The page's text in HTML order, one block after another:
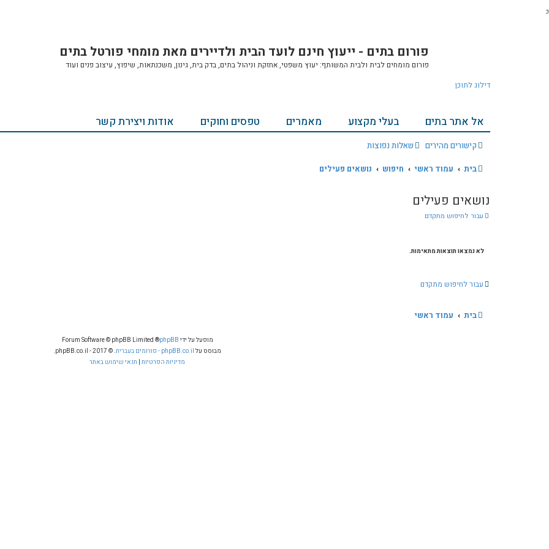
כ
פורום בתים - ייעוץ חינם לועד הבית ולדיירים מאת מומחי פורטל בתים
פורום מומחים לבית ולבית המשותף: יעוץ משפטי, אחזקת וניהול בתים, בדק בית, גינון, משכנתאות, שיפוץ, עיצוב פנים ועוד
דילוג לתוכן
אל אתר בתים בעלי מקצוע מאמרים טפסים וחוקים אודות ויצירת קשר
קישורים מהירים שאלות נפוצות
בית
עמוד ראשי חיפוש נושאים פעילים
נושאים פעילים
עבור לחיפוש מתקדם
לא נמצאו תוצאות מתאימות.
עבור לחיפוש מתקדם
בית עמוד ראשי
מופעל על ידי phpBB
® Forum Software © phpBB Limited
מבוסס על phpBB.co.il - פורומים בעברית
. © 2017 - phpBB.co.il.
מדיניות הפרטיות | תנאי שימוש באתר